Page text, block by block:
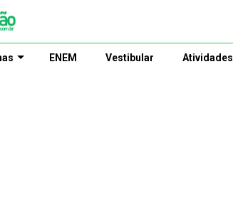
ENEM Vestibular Atividades